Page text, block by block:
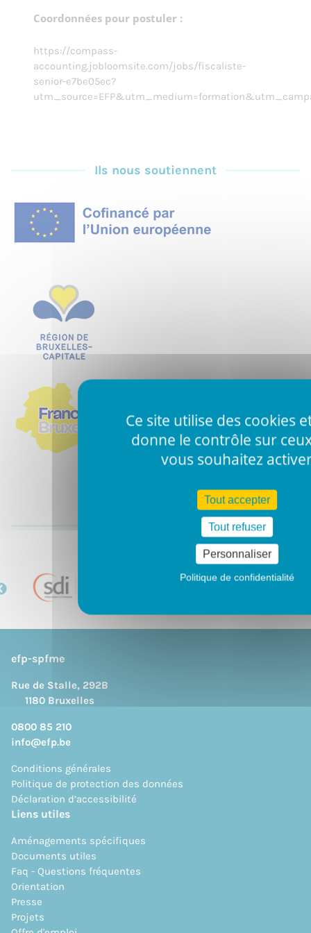
Ce site utilise des cookies
donne le contrôle sur
vous souhaitez
Tout accepter
Tout refuser
Personnaliser
Politique de confidentialité
Coordonnées pour postuler :
https://compass-
accounting.jobloomsite.com/jobs/fiscaliste-
senior-e7be05ec?
Ils nous soutiennent
efp-spfme
Rue de Stalle, 292B
1180 Bruxelles
0800 85 210
info@efp.be
Conditions générales
Politique de protection des données
Déclaration d’accessibilité
Liens utiles
Aménagements spécifiques
Documents utiles
Faq - Questions fréquentes
Orientation
Presse
Projets